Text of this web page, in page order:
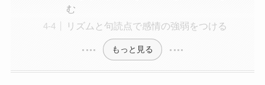
む
リズムと句読点で感情の強弱をつける
もっと見る